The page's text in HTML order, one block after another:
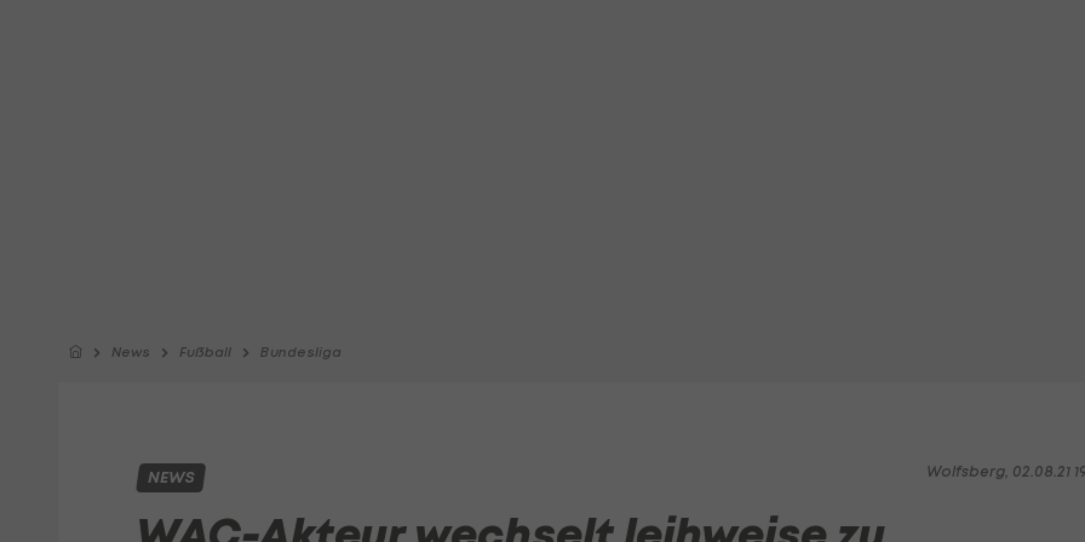
News Fußball Bundesliga
Wolfsberg, 02.08.21
NEWS